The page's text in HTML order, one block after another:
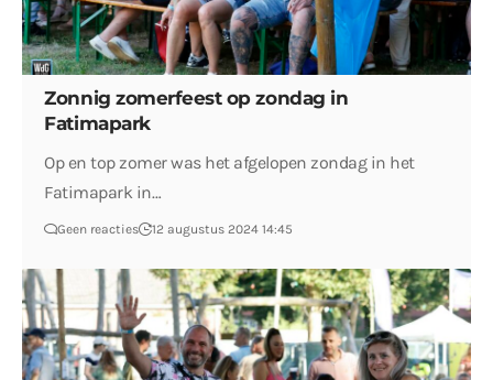
Zonnig zomerfeest op zondag in
Fatimapark
Op en top zomer was het afgelopen zondag in het
Fatimapark in…
Geen reacties 12 augustus 2024 14:45